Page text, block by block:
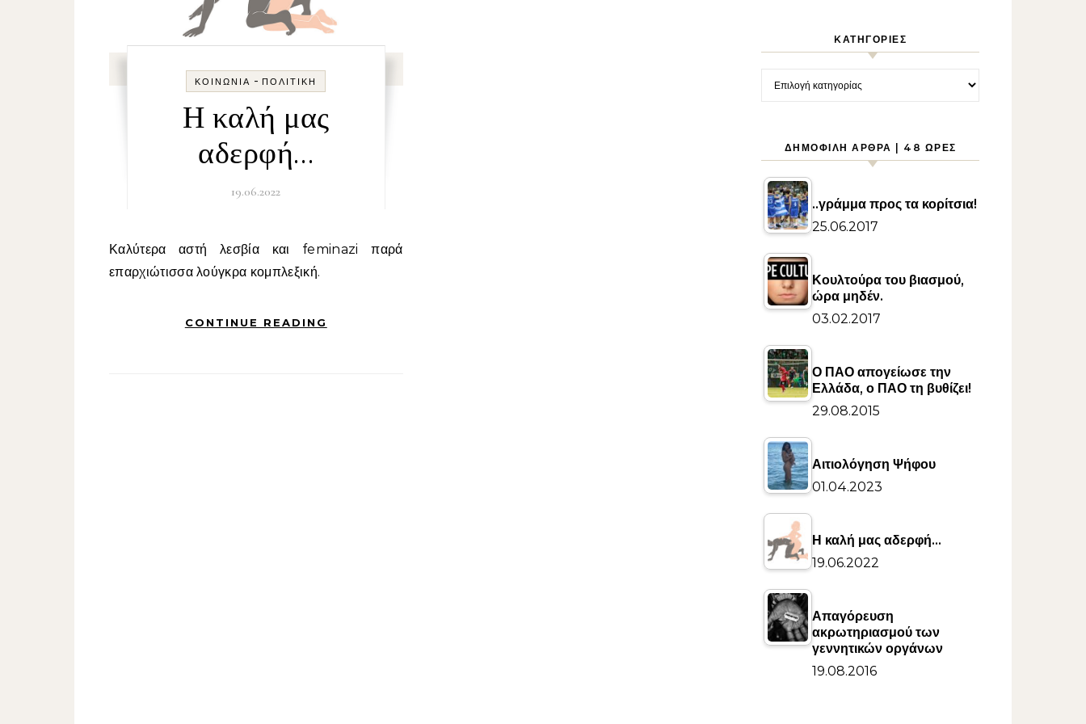
ΚΟΙΝΩΝΊΑ - ΠΟΛΙΤΙΚΉ
Η καλή μας
αδερφή…
19.06.2022
Καλύτερα αστή λεσβία και feminazi παρά
επαρχιώτισσα λούγκρα κομπλεξική.
CONTINUE READING
KΑΤΗΓΟΡΊΕΣ
Kατηγορίες
ΔΗΜΟΦΙΛΉ ΆΡΘΡΑ | 48 ΏΡΕΣ
..γράμμα προς τα κορίτσια!
25.06.2017
Κουλτούρα του βιασμού,
ώρα μηδέν.
03.02.2017
Ο ΠΑΟ απογείωσε την
Ελλάδα, ο ΠΑΟ τη βυθίζει!
29.08.2015
Αιτιολόγηση Ψήφου
01.04.2023
Η καλή μας αδερφή…
19.06.2022
Απαγόρευση
ακρωτηριασμού των
γεννητικών οργάνων
19.08.2016